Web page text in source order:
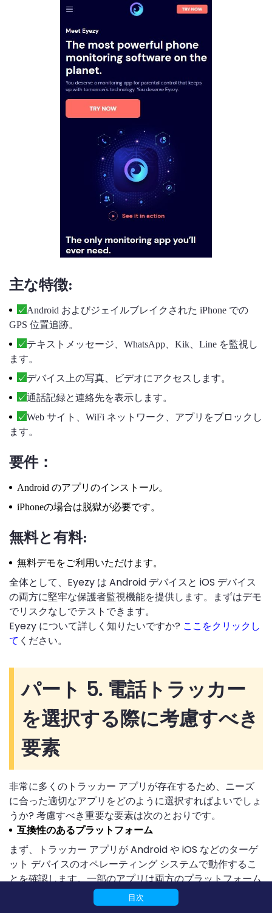
主な特徴:
Android およびジェイルブレイクされた iPhone での
GPS 位置追跡。
テキストメッセージ、WhatsApp、Kik、Line を監視し
ます。
デバイス上の写真、ビデオにアクセスします。
通話記録と連絡先を表示します。
Web サイト、WiFi ネットワーク、アプリをブロックし
ます。
要件：
Android のアプリのインストール。
iPhoneの場合は脱獄が必要です。
無料と有料:
無料デモをご利用いただけます。
全体として、Eyezy は Android デバイスと iOS デバイス
の両方に堅牢な保護者監視機能を提供します。まずはデモ
でリスクなしでテストできます。
Eyezy について詳しく知りたいですか? ここをクリックし
て ください。
パート 5. 電話トラッカー
を選択する際に考慮すべき
要素
非常に多くのトラッカー アプリが存在するため、ニーズ
に合った適切なアプリをどのように選択すればよいでしょ
うか? 考慮すべき重要な要素は次のとおりです。
互換性のあるプラットフォーム
まず、トラッカー アプリが Android や iOS などのターゲ
ット デバイスのオペレーティング システムで動作するこ
とを確認します。一部のアプリは両方のプラットフォーム
をサポートしますが、他のアプリは 1 つのプラットフォー
ムのみに限定されます。
目次